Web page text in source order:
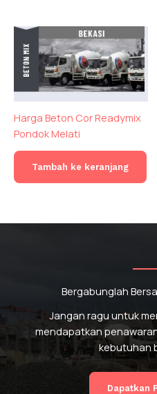
Harga Beton Cor Readymix
Pondok Melati
Tambah ke keranjang
Bergabunglah
Jangan ragu untuk
mendapatkan
kebutuhan
Dapatkan
Hai, Saya Mau